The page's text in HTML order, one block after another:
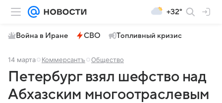
+32°
Война в Иране СВО Топливный кризис
14 марта Коммерсантъ Общество
Петербург взял шефство над
Абхазским многоотраслевым